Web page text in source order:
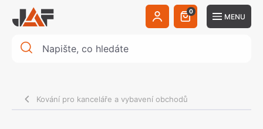
0
MENU
Kování pro kanceláře a vybavení obchodů